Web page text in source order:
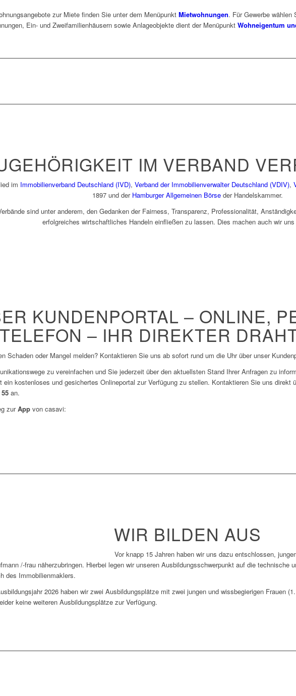
zur Miete finden Sie unter dem Menüpunkt Mietwohnungen. Für Gewerbe wählen
Ein- und Zweifamilienhäusern sowie Anlageobjekte dient der Menüpunkt Wohneigentum
IM VERBAND
im Immobilienverband Deutschland (IVD), Verband der Immobilienverwalter Deutschland (VDIV),
1897 und der Hamburger Allgemeinen Börse der Handelskammer.
sind unter anderem, den Gedanken der Fairness, Transparenz, Professionalität,
erfolgreiches wirtschaftliches Handeln einfließen zu lassen. Dies machen auch wir
KUNDENPORTAL – ONLINE,
TELEFON – IHR DIREKTER
Schaden oder Mangel melden? Kontaktieren Sie uns ab sofort rund um die Uhr über unser
zu vereinfachen und Sie jederzeit über den aktuellsten Stand Ihrer Anfragen zu
ein kostenloses und gesichertes Onlineportal zur Verfügung zu stellen. Kontaktieren Sie uns direkt
an.
zurApp von casavi:
WIR BILDEN AUS
Vor knapp 15 Jahren haben wir uns dazu entschlossen,
/-frau näherzubringen. Hierbei legen wir unseren Ausbildungsschwerpunkt auf die technische
des Immobilienmaklers.
2026 haben wir zwei Ausbildungsplätze mit zwei jungen und wissbegierigen Frauen
keine weiteren Ausbildungsplätze zur Verfügung.